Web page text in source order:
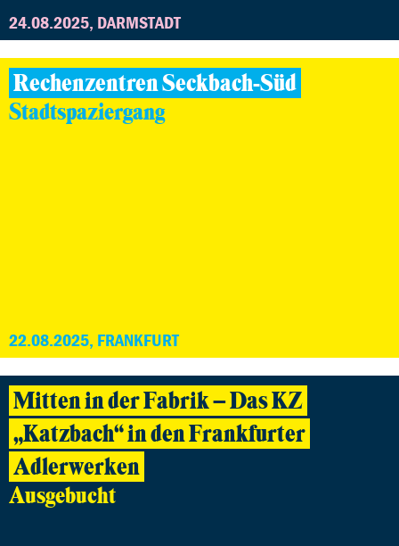
24.08.2025, DARMSTADT
Rechenzentren Seckbach-Süd
Stadtspaziergang
22.08.2025, FRANKFURT
Mitten in der Fabrik – Das KZ
„Katzbach“ in den Frankfurter
Adlerwerken
Ausgebucht